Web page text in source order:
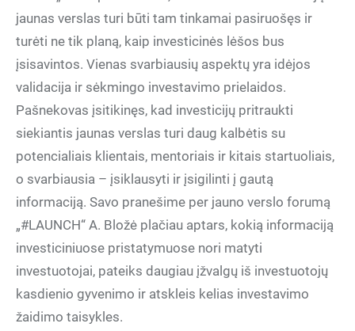
jaunas verslas turi būti tam tinkamai pasiruošęs ir
turėti ne tik planą, kaip investicinės lėšos bus
įsisavintos. Vienas svarbiausių aspektų yra idėjos
validacija ir sėkmingo investavimo prielaidos.
Pašnekovas įsitikinęs, kad investicijų pritraukti
siekiantis jaunas verslas turi daug kalbėtis su
potencialiais klientais, mentoriais ir kitais startuoliais,
o svarbiausia – įsiklausyti ir įsigilinti į gautą
informaciją. Savo pranešime per jauno verslo forumą
„#LAUNCH“ A. Bložė plačiau aptars, kokią informaciją
investiciniuose pristatymuose nori matyti
investuotojai, pateiks daugiau įžvalgų iš investuotojų
kasdienio gyvenimo ir atskleis kelias investavimo
žaidimo taisykles.